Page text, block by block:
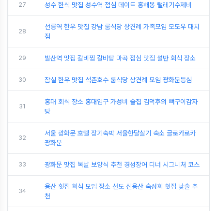
27 성수 한식 맛집 성수역 점심 데이트 홍해몽 털레기수제비
28
선릉역 한우 맛집 강남 룸식당 상견례 가족모임 모도우 대치
점
29 발산역 맛집 갈비찜 갈비탕 마곡 점심 맛집 설반 회식 장소
30 잠실 한우 맛집 석촌호수 룸식당 상견례 모임 광화문등심
31
홍대 회식 장소 홍대입구 가성비 술집 김덕후의 뼈구이감자
탕
32
서울 광화문 호텔 장기숙박 서울한달살기 숙소 글로카로카
광화문
33 광화문 맛집 복날 보양식 추천 경성장어 디너 시그니처 코스
34
용산 횟집 회식 모임 장소 선도 신용산 숙성회 횟집 낮술 추
천